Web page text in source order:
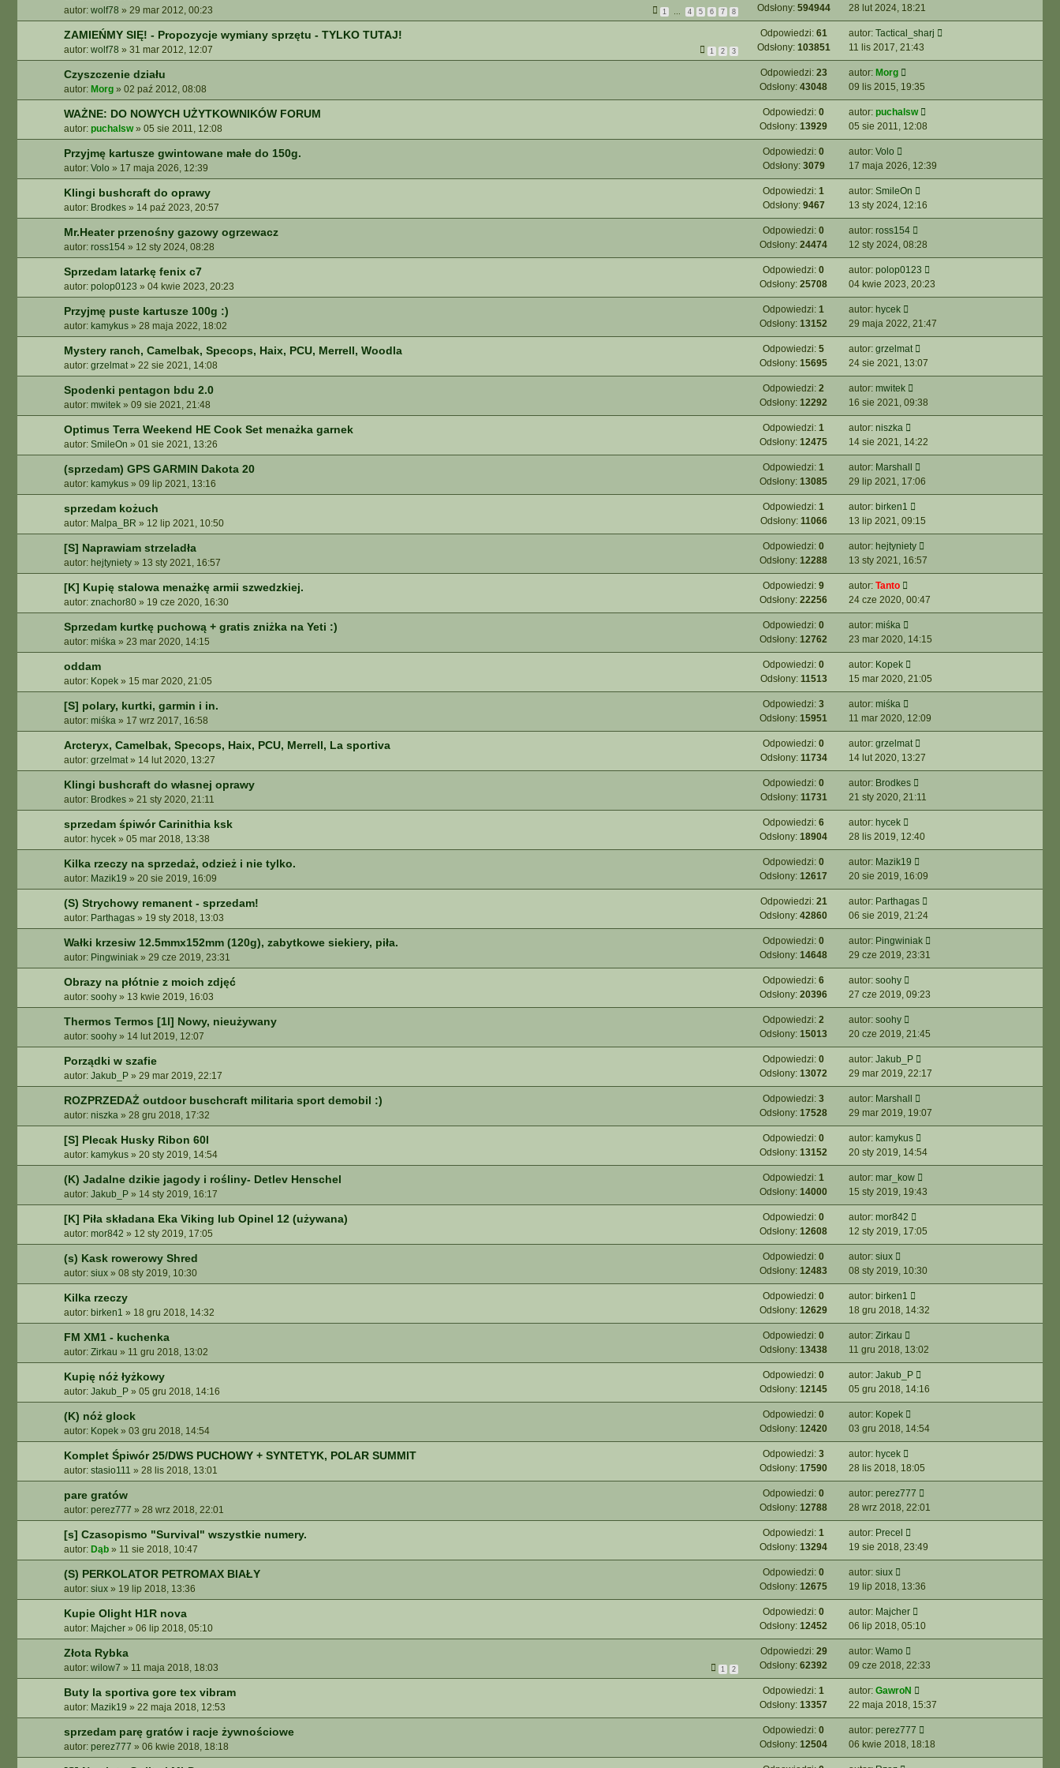
A
W
A
O
W
A
N
E
autor: wolf78 » 29 mar 2012, 00:23 1 4 5 6 7 8
Odsłony: 594944
28 lut 2024, 18:21
ZAMIEŃMY SIĘ! - Propozycje wymiany sprzętu - TYLKO TUTAJ!
autor: wolf78 » 31 mar 2012, 12:07 1 2 3
Odpowiedzi: 61
Odsłony: 103851
autor: Tactical_sharj
11 lis 2017, 21:43
Czyszczenie działu
autor: Morg » 02 paź 2012, 08:08
Odpowiedzi: 23
Odsłony: 43048
autor: Morg
09 lis 2015, 19:35
WAŻNE: DO NOWYCH UŻYTKOWNIKÓW FORUM
autor: puchalsw» 05 sie 2011, 12:08
Odpowiedzi: 0
Odsłony: 13929
autor: puchalsw
05 sie 2011, 12:08
Przyjmę kartusze gwintowane małe do 150g.
autor: Volo » 17 maja 2026, 12:39
Odpowiedzi: 0
Odsłony: 3079
autor: Volo
17 maja 2026, 12:39
Klingi bushcraft do oprawy
autor: Brodkes » 14 paź 2023, 20:57
Odpowiedzi: 1
Odsłony: 9467
autor: SmileOn
13 sty 2024, 12:16
Mr.Heater przenośny gazowy ogrzewacz
autor: ross154 » 12 sty 2024, 08:28
Odpowiedzi: 0
Odsłony: 24474
autor: ross154
12 sty 2024, 08:28
Sprzedam latarkę fenix c7
autor: polop0123 » 04 kwie 2023, 20:23
Odpowiedzi: 0
Odsłony: 25708
autor: polop0123
04 kwie 2023, 20:23
Przyjmę puste kartusze 100g :)
autor: kamykus » 28 maja 2022, 18:02
Odpowiedzi: 1
Odsłony: 13152
autor: hycek
29 maja 2022, 21:47
Mystery ranch, Camelbak, Specops, Haix, PCU, Merrell, Woodla
autor: grzelmat» 22 sie 2021, 14:08
Odpowiedzi: 5
Odsłony: 15695
autor: grzelmat
24 sie 2021, 13:07
Spodenki pentagon bdu 2.0
autor: mwitek » 09 sie 2021, 21:48
Odpowiedzi: 2
Odsłony: 12292
autor: mwitek
16 sie 2021, 09:38
Optimus Terra Weekend HE Cook Set menażka garnek
autor: SmileOn » 01 sie 2021, 13:26
Odpowiedzi: 1
Odsłony: 12475
autor: niszka
14 sie 2021, 14:22
(sprzedam) GPS GARMIN Dakota 20
autor: kamykus » 09 lip 2021, 13:16
Odpowiedzi: 1
Odsłony: 13085
autor: Marshall
29 lip 2021, 17:06
sprzedam kożuch
autor: Malpa_BR » 12 lip 2021, 10:50
Odpowiedzi: 1
Odsłony: 11066
autor: birken1
13 lip 2021, 09:15
[S] Naprawiam strzeladła
autor: hejtyniety » 13 sty 2021, 16:57
Odpowiedzi: 0
Odsłony: 12288
autor: hejtyniety
13 sty 2021, 16:57
[K] Kupię stalowa menażkę armii szwedzkiej.
autor: znachor80 » 19 cze 2020, 16:30
Odpowiedzi: 9
Odsłony: 22256
autor: Tanto
24 cze 2020, 00:47
Sprzedam kurtkę puchową + gratis zniżka na Yeti :)
autor: miśka » 23 mar 2020, 14:15
Odpowiedzi: 0
Odsłony: 12762
autor: miśka
23 mar 2020, 14:15
oddam
autor: Kopek » 15 mar 2020, 21:05
Odpowiedzi: 0
Odsłony: 11513
autor: Kopek
15 mar 2020, 21:05
[S] polary, kurtki, garmin i in.
autor: miśka » 17 wrz 2017, 16:58
Odpowiedzi: 3
Odsłony: 15951
autor: miśka
11 mar 2020, 12:09
Arcteryx, Camelbak, Specops, Haix, PCU, Merrell, La sportiva
autor: grzelmat» 14 lut 2020, 13:27
Odpowiedzi: 0
Odsłony: 11734
autor: grzelmat
14 lut 2020, 13:27
Klingi bushcraft do własnej oprawy
autor: Brodkes » 21 sty 2020, 21:11
Odpowiedzi: 0
Odsłony: 11731
autor: Brodkes
21 sty 2020, 21:11
sprzedam śpiwór Carinithia ksk
autor: hycek » 05 mar 2018, 13:38
Odpowiedzi: 6
Odsłony: 18904
autor: hycek
28 lis 2019, 12:40
Kilka rzeczy na sprzedaż, odzież i nie tylko.
autor: Mazik19 » 20 sie 2019, 16:09
Odpowiedzi: 0
Odsłony: 12617
autor: Mazik19
20 sie 2019, 16:09
(S) Strychowy remanent - sprzedam!
autor: Parthagas » 19 sty 2018, 13:03
Odpowiedzi: 21
Odsłony: 42860
autor: Parthagas
06 sie 2019, 21:24
Wałki krzesiw 12.5mmx152mm (120g), zabytkowe siekiery, piła.
autor: Pingwiniak » 29 cze 2019, 23:31
Odpowiedzi: 0
Odsłony: 14648
autor: Pingwiniak
29 cze 2019, 23:31
Obrazy na płótnie z moich zdjęć
autor: soohy » 13 kwie 2019, 16:03
Odpowiedzi: 6
Odsłony: 20396
autor: soohy
27 cze 2019, 09:23
Thermos Termos [1l] Nowy, nieużywany
autor: soohy » 14 lut 2019, 12:07
Odpowiedzi: 2
Odsłony: 15013
autor: soohy
20 cze 2019, 21:45
Porządki w szafie
autor: Jakub_P » 29 mar 2019, 22:17
Odpowiedzi: 0
Odsłony: 13072
autor: Jakub_P
29 mar 2019, 22:17
ROZPRZEDAŻ outdoor buschcraft militaria sport demobil :)
autor: niszka » 28 gru 2018, 17:32
Odpowiedzi: 3
Odsłony: 17528
autor: Marshall
29 mar 2019, 19:07
[S] Plecak Husky Ribon 60l
autor: kamykus » 20 sty 2019, 14:54
Odpowiedzi: 0
Odsłony: 13152
autor: kamykus
20 sty 2019, 14:54
(K) Jadalne dzikie jagody i rośliny- Detlev Henschel
autor: Jakub_P » 14 sty 2019, 16:17
Odpowiedzi: 1
Odsłony: 14000
autor: mar_kow
15 sty 2019, 19:43
[K] Piła składana Eka Viking lub Opinel 12 (używana)
autor: mor842 » 12 sty 2019, 17:05
Odpowiedzi: 0
Odsłony: 12608
autor: mor842
12 sty 2019, 17:05
(s) Kask rowerowy Shred
autor: siux » 08 sty 2019, 10:30
Odpowiedzi: 0
Odsłony: 12483
autor: siux
08 sty 2019, 10:30
Kilka rzeczy
autor: birken1 » 18 gru 2018, 14:32
Odpowiedzi: 0
Odsłony: 12629
autor: birken1
18 gru 2018, 14:32
FM XM1 - kuchenka
autor: Zirkau » 11 gru 2018, 13:02
Odpowiedzi: 0
Odsłony: 13438
autor: Zirkau
11 gru 2018, 13:02
Kupię nóż łyżkowy
autor: Jakub_P » 05 gru 2018, 14:16
Odpowiedzi: 0
Odsłony: 12145
autor: Jakub_P
05 gru 2018, 14:16
(K) nóż glock
autor: Kopek » 03 gru 2018, 14:54
Odpowiedzi: 0
Odsłony: 12420
autor: Kopek
03 gru 2018, 14:54
Komplet Śpiwór 25/DWS PUCHOWY + SYNTETYK, POLAR SUMMIT
autor: stasio111 » 28 lis 2018, 13:01
Odpowiedzi: 3
Odsłony: 17590
autor: hycek
28 lis 2018, 18:05
pare gratów
autor: perez777 » 28 wrz 2018, 22:01
Odpowiedzi: 0
Odsłony: 12788
autor: perez777
28 wrz 2018, 22:01
[s] Czasopismo "Survival" wszystkie numery.
autor: Dąb » 11 sie 2018, 10:47
Odpowiedzi: 1
Odsłony: 13294
autor: Precel
19 sie 2018, 23:49
(S) PERKOLATOR PETROMAX BIAŁY
autor: siux » 19 lip 2018, 13:36
Odpowiedzi: 0
Odsłony: 12675
autor: siux
19 lip 2018, 13:36
Kupie Olight H1R nova
autor: Majcher » 06 lip 2018, 05:10
Odpowiedzi: 0
Odsłony: 12452
autor: Majcher
06 lip 2018, 05:10
Złota Rybka
autor: wilow7 » 11 maja 2018, 18:03 1 2
Odpowiedzi: 29
Odsłony: 62392
autor: Wamo
09 cze 2018, 22:33
Buty la sportiva gore tex vibram
autor: Mazik19 » 22 maja 2018, 12:53
Odpowiedzi: 1
Odsłony: 13357
autor: GawroN
22 maja 2018, 15:37
sprzedam parę gratów i racje żywnościowe
autor: perez777 » 06 kwie 2018, 18:18
Odpowiedzi: 0
Odsłony: 12504
autor: perez777
06 kwie 2018, 18:18